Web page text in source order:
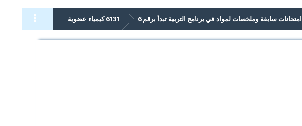
امتحانات سابقة وملخصات لمواد في برنامج التربية تبدأ برقم 6 6131 كيمياء عضوية